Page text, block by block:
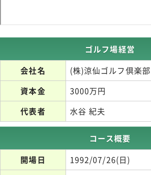
ゴルフ場経営
会社名
(株)涼仙ゴルフ倶楽部
資本金
3000万円
代表者
水谷 紀夫
コース概要
開場日
1992/07/26(日)